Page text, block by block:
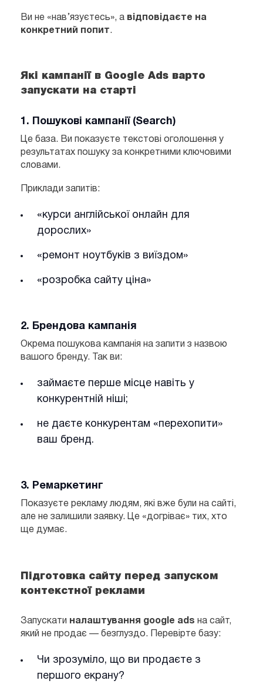
Ви не «нав’язуєтесь», а відповідаєте на
конкретний попит.
Які кампанії в Google Ads варто
запускати на старті
1. Пошукові кампанії (Search)
Це база. Ви показуєте текстові оголошення у
результатах пошуку за конкретними ключовими
словами.
Приклади запитів:
«курси англійської онлайн для
дорослих»
«ремонт ноутбуків з виїздом»
«розробка сайту ціна»
2. Брендова кампанія
Окрема пошукова кампанія на запити з назвою
вашого бренду. Так ви:
займаєте перше місце навіть у
конкурентній ніші;
не даєте конкурентам «перехопити»
ваш бренд.
3. Ремаркетинг
Показуєте рекламу людям, які вже були на сайті,
але не залишили заявку. Це «догріває» тих, хто
ще думає.
Підготовка сайту перед запуском
контекстної реклами
Запускати налаштування google ads на сайт,
який не продає — безглуздо. Перевірте базу:
Чи зрозуміло, що ви продаєте з
першого екрану?